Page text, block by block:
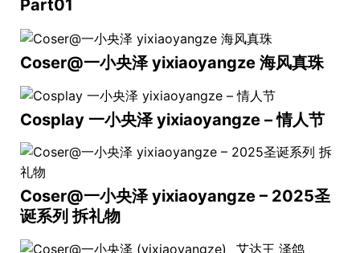
Part01
Coser@一小央泽 yixiaoyangze 海风真珠
Cosplay 一小央泽 yixiaoyangze – 情人节
Coser@一小央泽 yixiaoyangze – 2025圣
诞系列 拆礼物